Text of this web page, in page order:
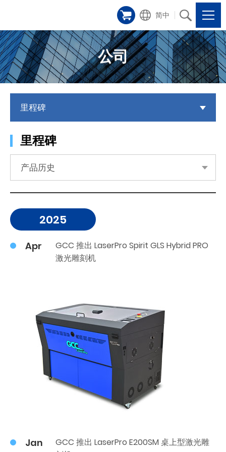
简中
公司
里程碑
里程碑
产品历史
2025
Apr
GCC 推出 LaserPro Spirit GLS Hybrid PRO
激光雕刻机
Jan
GCC 推出 LaserPro E200SM 桌上型激光雕